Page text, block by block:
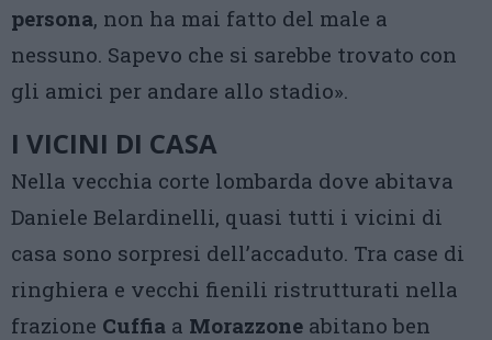
persona, non ha mai fatto del male a
nessuno. Sapevo che si sarebbe trovato con
gli amici per andare allo stadio».
I VICINI DI CASA
Nella vecchia corte lombarda dove abitava
Daniele Belardinelli, quasi tutti i vicini di
casa sono sorpresi dell’accaduto. Tra case di
ringhiera e vecchi fienili ristrutturati nella
frazione Cuffia a Morazzone abitano ben